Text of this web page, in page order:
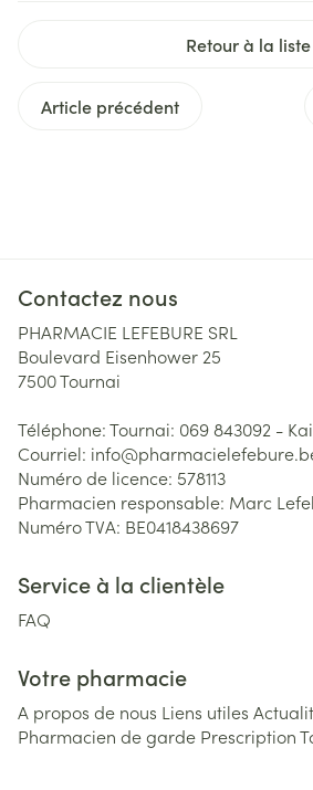
Retour à la liste
Article précédent
Contactez nous
PHARMACIE LEFEBURE SRL
Boulevard Eisenhower 25
7500Tournai
Téléphone:Tournai: 069 843092 -
Courriel: info@
Numéro de licence: 578113
Pharmacien responsable: Marc
Numéro TVA: BE0418438697
Service à la clientèle
FAQ
Votre pharmacie
A propos de nous Liens utiles
Pharmacien de garde Prescription